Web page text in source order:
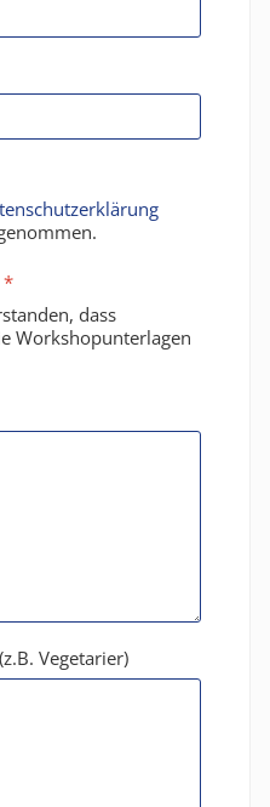
*
dass
Workshopunterlagen
Vegetarier)